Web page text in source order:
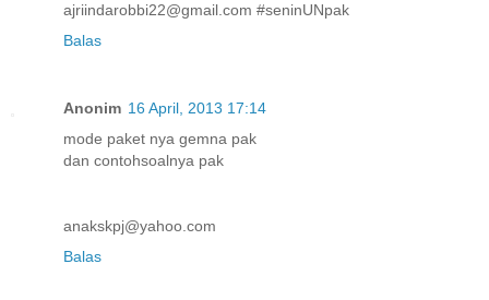
ajriindarobbi22@gmail.com #seninUNpak
Balas
Anonim 16 April, 2013 17:14
mode paket nya gemna pak
dan contohsoalnya pak
anakskpj@yahoo.com
Balas